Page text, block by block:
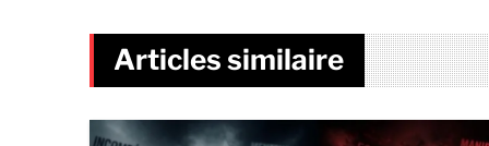
Articles similaire